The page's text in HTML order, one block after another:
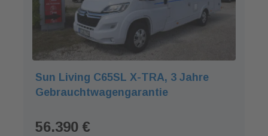
Sun Living C65SL X-TRA, 3 Jahre
Gebrauchtwagengarantie
56.390 €